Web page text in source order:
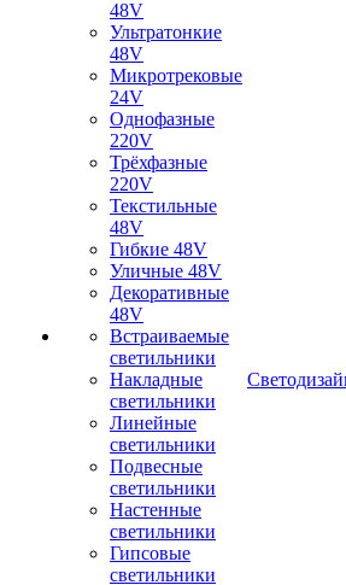
48V
Ультратонкие
48V
Микротрековые
24V
Однофазные
220V
Трёхфазные
220V
Текстильные
48V
Гибкие 48V
Уличные 48V
Декоративные
48V
Встраиваемые
светильники
Накладные
светильники
Линейные
светильники
Подвесные
светильники
Настенные
светильники
Гипсовые
светильники